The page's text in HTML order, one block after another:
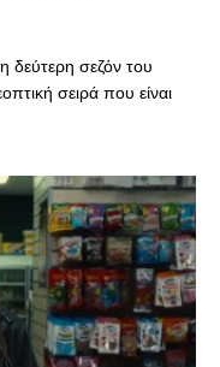
σεζόν του
σειρά που είναι